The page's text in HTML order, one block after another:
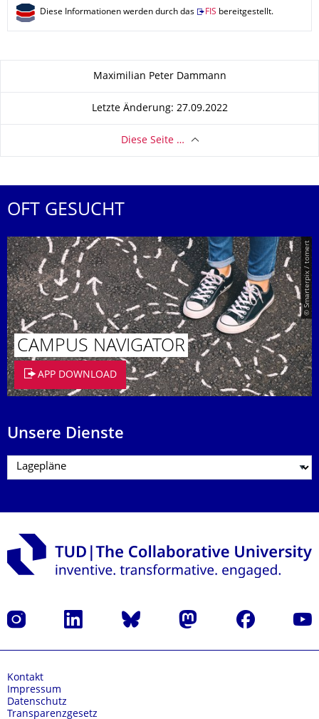
Diese Informationen werden durch das FIS bereitgestellt.
Zu dieser SeiteMaximilian Peter Dammann
Letzte Änderung: 27.09.2022
Diese Seite …
OFT GESUCHT
© Smarterpix / tomert
CAMPUS NAVIGATOR
APP DOWNLOAD
Unsere Dienste
Instagram LinkedIn Bluesky Mastodon Facebook
Kontakt
Impressum
Datenschutz
Transparenzgesetz